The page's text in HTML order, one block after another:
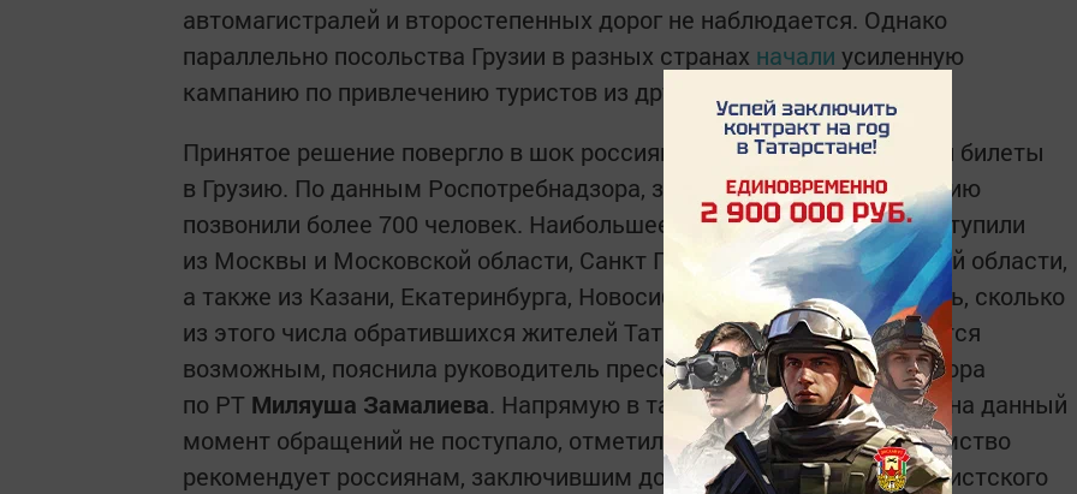
автомагистралей и второстепенных дорог не наблюдается. Однако
параллельно посольства Грузии в разных странах начали усиленную
кампанию по привлечению туристов из других стран.
Принятое решение повергло в шок россиян, которые уже приобрели билеты
в Грузию. По данным Роспотребнадзора, за два дня на горячую линию
позвонили более 700 человек. Наибольшее количество звонков поступили
из Москвы и Московской области, Санкт Петербурга, Ленинградской области,
а также из Казани, Екатеринбурга, Новосибирска и Уфы. Подсчитать, сколько
из этого числа обратившихся жителей Татарстана, не представляется
возможным, пояснила руководитель пресс-службы Роспотребнадзора
по РТ Миляуша Замалиева. Напрямую в татарстанское ведомство на данный
момент обращений не поступало, отметила она. Контрольное ведомство
рекомендует россиянам, заключившим договоры о реализации туристского